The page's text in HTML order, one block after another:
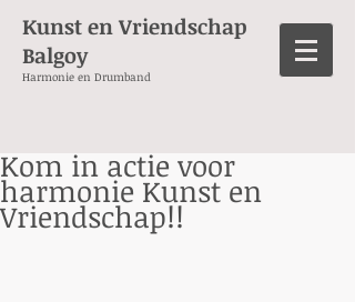
Kunst en Vriendschap
Balgoy
Harmonie en Drumband
Kom in actie voor
harmonie Kunst en
Vriendschap!!